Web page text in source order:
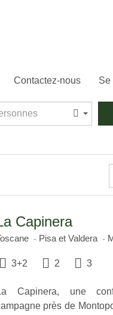
Contactez-nous Se
Capinera
Pisa et Valdera
3+2 2 3
Capinera, une
près de